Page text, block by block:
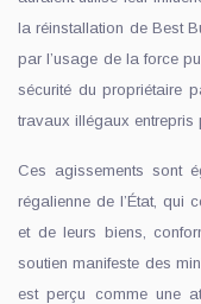
la réinstallation de Best
par l’usage de la force
sécurité du propriétaire
travaux illégaux entrepris
Ces agissements sont
régalienne de l’État, qui
et de leurs biens,
soutien manifeste des
est perçu comme une